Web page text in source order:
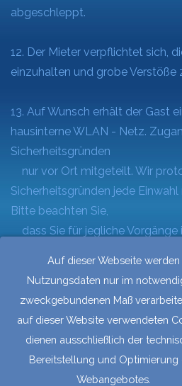
Auf dieser Webseite werden
Nutzungsdaten nur im
zweckgebundenen Maß
auf dieser Website verwendeten
dienen ausschließlich der
Bereitstellung und Optimierung
Webangebotes.
abgeschleppt.
12. Der Mieter verpflichtet sich,
einzuhalten und grobe Verstöße
13. Auf Wunsch erhält der Gast
hausinterne WLAN - Netz.
Sicherheitsgründen
nur vor Ort mitgeteilt. Wir
Sicherheitsgründen jede
Bitte beachten Sie,
dass Sie für jegliche Vorgänge
haften, die Sie während Ihres
Geschäftsbedingungen des
Ihnen auf Wunsch gern zur
14. Erfüllungsort und